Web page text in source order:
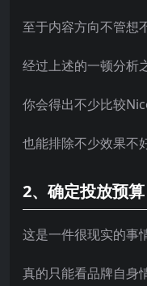
至于内容方向不管想
经过上述的一顿分析
你会得出不少比较
也能排除不少效果不
2、确定投放预算
这是一件很现实的事
真的只能看品牌自身